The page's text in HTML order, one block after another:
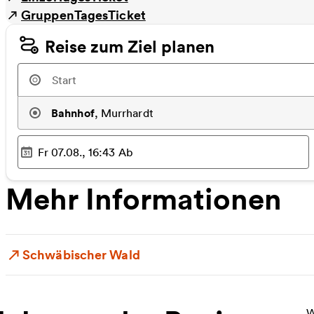
GruppenTagesTicket
Reise zum Ziel planen
Bahnhof, Murrhardt
Ausgewählter Zeitpunkt
Fr 07.08., 16:43 Ab
Mehr Informationen
Schwäbischer Wald